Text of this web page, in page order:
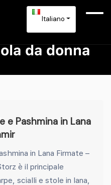
Italiano
da donna
e Pashmina in Lana
in Lana Firmate –
è il principale
scialli e stole in lana,